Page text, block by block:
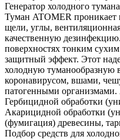
Генератор холодного тумана
Туман ATOMER проникает
щели, углы,
качественную
поверхностях тонким
защитный эффект. Этот
холодную туманообразную
коронавирусом, вшами,
патогенными организмами.
Гербицидной обработки
Акарицидной обработки
(фумигация) древесины,
Подбор средств для